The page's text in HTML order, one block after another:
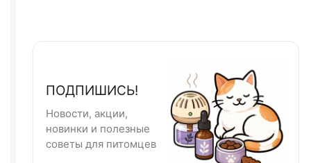
ПОДПИШИСЬ!
Новости, акции,
новинки и полезные
советы для питомцев